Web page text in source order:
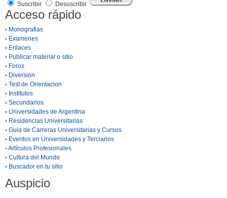
Suscribir Desuscribir
Acceso rápido
• Monografias
• Examenes
• Enlaces
• Publicar material o sitio
• Foros
• Diversion
• Test de Orientacion
• Institutos
• Secundarios
• Universidades de Argentina
• Residencias Universitarias
• Guia de Carreras Universitarias y Cursos
• Eventos en Universidades y Terciarios
•Artículos Profesionales
• Cultura del Mundo
• Buscador en tu sitio
Auspicio